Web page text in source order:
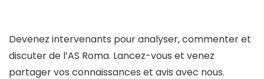
Devenez intervenants pour analyser, commenter et
discuter de l’AS Roma. Lancez-vous et venez
partager vos connaissances et avis avec nous.